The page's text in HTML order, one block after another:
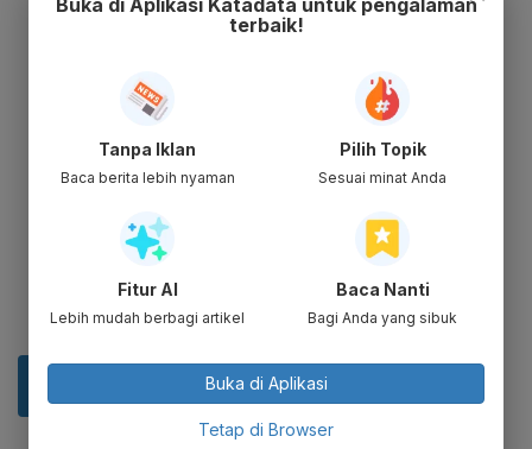
terbaik!
Tanpa Iklan
Baca berita lebih nyaman
Pilih Topik
Sesuai minat Anda
Fitur AI
Lebih mudah berbagi artikel
Baca Nanti
Bagi Anda yang sibuk
Buka di Aplikasi
Tetap di Browser